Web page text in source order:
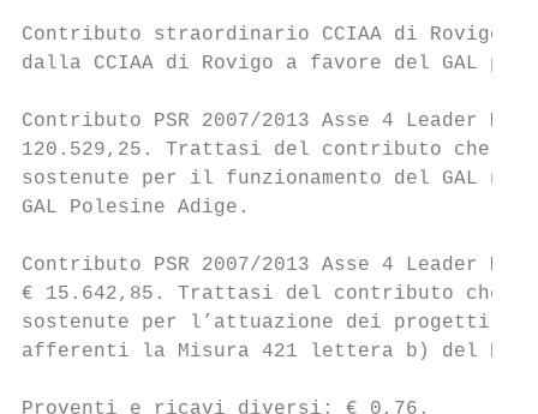
Contributo straordinario CCIAA di Rovigo
dalla CCIAA di Rovigo a favore del GAL
Contributo PSR 2007/2013 Asse 4 Leader
120.529,25. Trattasi del contributo che
sostenute per il funzionamento del GAL
GAL Polesine Adige.
Contributo PSR 2007/2013 Asse 4 Leader
€ 15.642,85. Trattasi del contributo che
sostenute per l’attuazione dei progetti di
afferenti la Misura 421 lettera b) del PSL
Proventi e ricavi diversi: € 0,76.